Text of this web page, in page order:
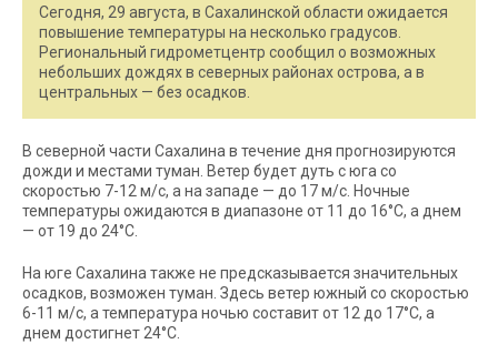
Сегодня, 29 августа, в Сахалинской области ожидается
повышение температуры на несколько градусов.
Региональный гидрометцентр сообщил о возможных
небольших дождях в северных районах острова, а в
центральных — без осадков.
В северной части Сахалина в течение дня прогнозируются
дожди и местами туман. Ветер будет дуть с юга со
скоростью 7-12 м/с, а на западе — до 17 м/с. Ночные
температуры ожидаются в диапазоне от 11 до 16°C, а днем
— от 19 до 24°C.
На юге Сахалина также не предсказывается значительных
осадков, возможен туман. Здесь ветер южный со скоростью
6-11 м/с, а температура ночью составит от 12 до 17°C, а
днем достигнет 24°C.